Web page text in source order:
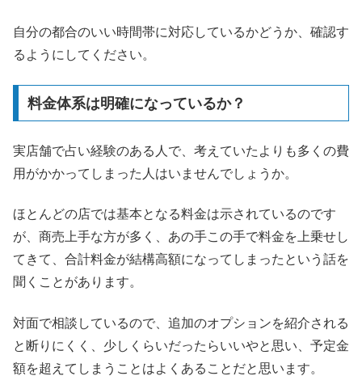
自分の都合のいい時間帯に対応しているかどうか、確認す
るようにしてください。
料金体系は明確になっているか？
実店舗で占い経験のある人で、考えていたよりも多くの費
用がかかってしまった人はいませんでしょうか。
ほとんどの店では基本となる料金は示されているのです
が、商売上手な方が多く、あの手この手で料金を上乗せし
てきて、合計料金が結構高額になってしまったという話を
聞くことがあります。
対面で相談しているので、追加のオプションを紹介される
と断りにくく、少しくらいだったらいいやと思い、予定金
額を超えてしまうことはよくあることだと思います。